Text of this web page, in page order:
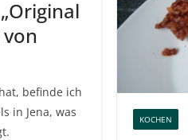
befinde ich
in Jena, was
KOCHEN